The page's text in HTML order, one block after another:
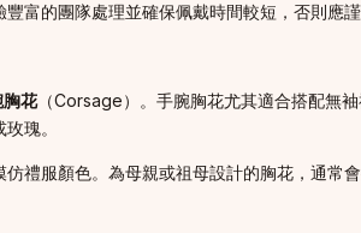
富的團隊處理並確保佩戴時間較短，否則應謹
花（Corsage）。手腕胸花尤其適合搭配無
瑰。
仿禮服顏色。為母親或祖母設計的胸花，通